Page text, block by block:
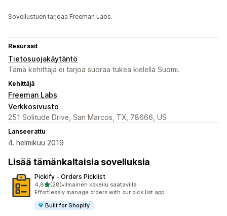
Sovellustuen tarjoaa Freeman Labs.
Resurssit
Tietosuojakäytäntö
Tämä kehittäjä ei tarjoa suoraa tukea kielellä Suomi.
Kehittäjä
Freeman Labs
Verkkosivusto
251 Solitude Drive, San Marcos, TX, 78666, US
Lanseerattu
4. helmikuu 2019
Lisää tämänkaltaisia sovelluksia
Pickify ‑ Orders Picklist
4,8/ 5 tähteä
(28)
28 arvostelua yhteensä
•Ilmainen kokeilu saatavilla
Effortlessly manage orders with our pick list app
Built for Shopify